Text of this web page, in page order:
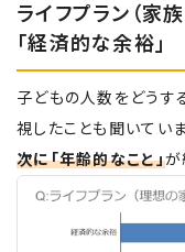
ライフプラン（家
「経済的な余裕」
子どもの人数をどうす
視したことも聞いていま
次に「年齢的なこと」が